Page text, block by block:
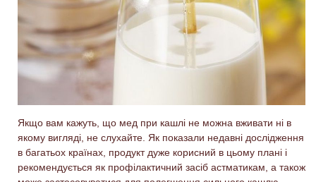
Якщо вам кажуть, що мед при кашлі не можна вживати ні в
якому вигляді, не слухайте. Як показали недавні дослідження
в багатьох країнах, продукт дуже корисний в цьому плані і
рекомендується як профілактичний засіб астматикам, а також